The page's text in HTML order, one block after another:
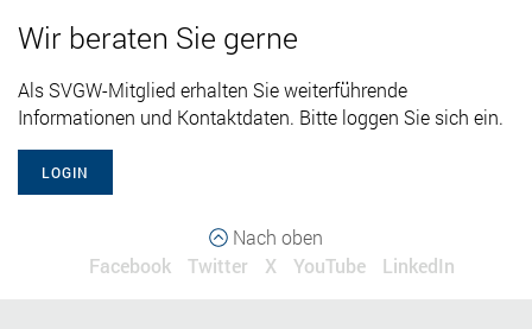
Wir beraten Sie gerne
Als SVGW-Mitglied erhalten Sie weiterführende
Informationen und Kontaktdaten. Bitte loggen Sie sich ein.
LOGIN
Nach oben
Facebook
Twitter X YouTube LinkedIn